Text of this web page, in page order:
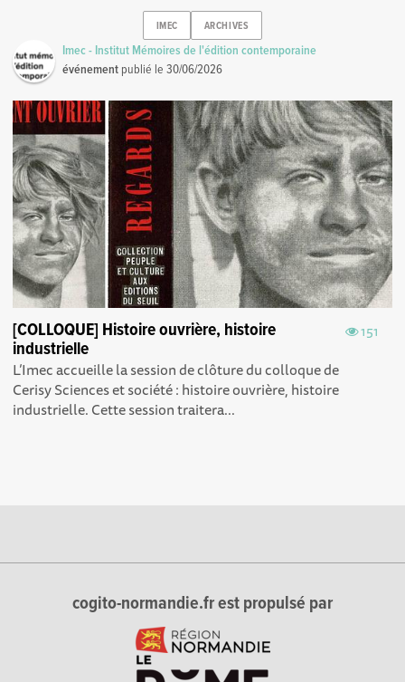
IMEC ARCHIVES
Imec - Institut Mémoires de l'édition contemporaine
événement publié le30/06/2026
151
[COLLOQUE] Histoire ouvrière, histoire
industrielle
L’Imec accueille la session de clôture du colloque de
Cerisy Sciences et société : histoire ouvrière, histoire
industrielle. Cette session traitera...
cogito-normandie.fr est propulsé par